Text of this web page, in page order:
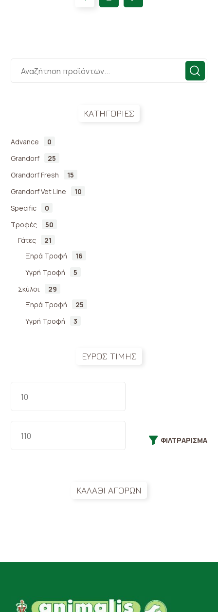
ΚΑΤΗΓΟΡΙΕΣ
Advance
0
Grandorf
25
Grandorf Fresh
15
Grandorf Vet Line
10
Specific
0
Τροφές
50
Γάτες
21
Ξηρά Τροφή
16
Υγρή Τροφή
5
Σκύλοι
29
Ξηρά Τροφή
25
Υγρή Τροφή
3
ΕΥΡΟΣ ΤΙΜΗΣ
ΦΙΛΤΡΆΡΙΣΜΑ
ΚΑΛΑΘΙ ΑΓΟΡΩΝ